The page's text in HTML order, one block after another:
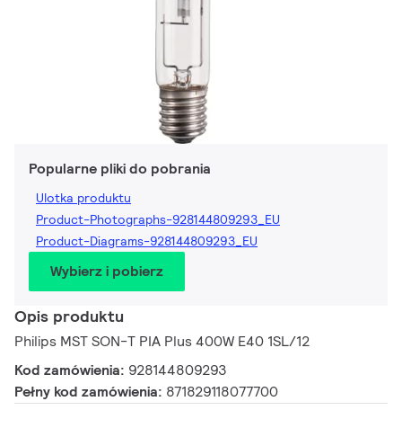
Popularne pliki do pobrania
Ulotka produktu
Product-Photographs-928144809293_EU
Product-Diagrams-928144809293_EU
Wybierz i pobierz
Opis produktu
Philips MST SON-T PIA Plus 400W E40 1SL/12
Kod zamówienia: 928144809293
Pełny kod zamówienia: 871829118077700